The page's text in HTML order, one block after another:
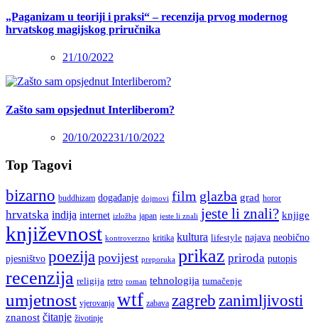
„Paganizam u teoriji i praksi“ – recenzija prvog modernog
hrvatskog magijskog priručnika
21/10/2022
Zašto sam opsjednut Interliberom?
20/10/202231/10/2022
Top Tagovi
bizarno buddhizam događanje dojmovi film glazba grad horor
hrvatska indija internet izložba japan jeste li znali jeste li znali? knjige
književnost kontroverzno kritika kultura lifestyle najava neobično
pjesništvo poezija povijest preporuka prikaz priroda putopis
recenzija religija retro roman tehnologija tumačenje
umjetnost vjerovanja wtf zabava zagreb zanimljivosti
znanost čitanje životinje